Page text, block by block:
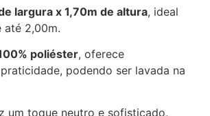
largura x 1,70m de altura, ideal
até 2,00m.
poliéster, oferece
podendo ser lavada na
um toque neutro e sofisticado,